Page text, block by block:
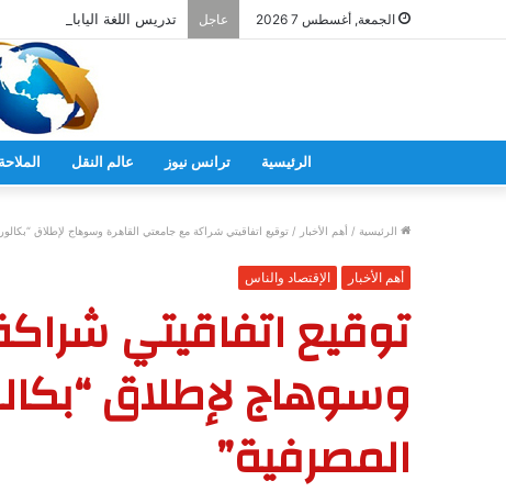
الجمعة, أغسطس 7 2026 عاجل تدريس اللغة اليابانية فى
الرئيسية ترانس نيوز عالم النقل
الرئيسية / أهم الأخبار / توقيع اتفاقيتي شراكة مع جامعتي القاهرة وسوهاج لإطلاق
أهم الأخبار الإقتصاد والناس
توقيع اتفاقيتي
وسوهاج لإطلاق
المصرفية”